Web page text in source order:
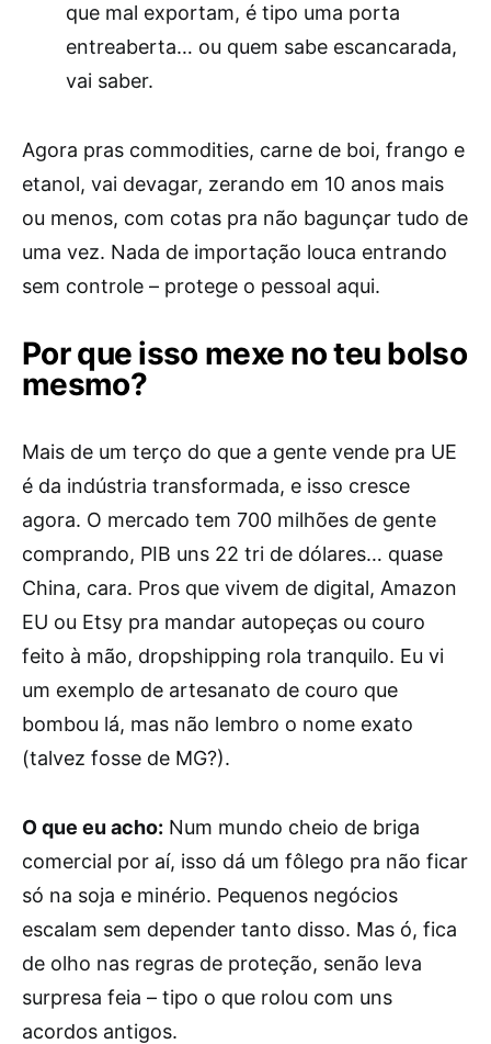
que mal exportam, é tipo uma porta
entreaberta… ou quem sabe escancarada,
vai saber.
Agora pras commodities, carne de boi, frango e
etanol, vai devagar, zerando em 10 anos mais
ou menos, com cotas pra não bagunçar tudo de
uma vez. Nada de importação louca entrando
sem controle – protege o pessoal aqui.
Por que isso mexe no teu bolso
mesmo?
Mais de um terço do que a gente vende pra UE
é da indústria transformada, e isso cresce
agora. O mercado tem 700 milhões de gente
comprando, PIB uns 22 tri de dólares… quase
China, cara. Pros que vivem de digital, Amazon
EU ou Etsy pra mandar autopeças ou couro
feito à mão, dropshipping rola tranquilo. Eu vi
um exemplo de artesanato de couro que
bombou lá, mas não lembro o nome exato
(talvez fosse de MG?).
O que eu acho: Num mundo cheio de briga
comercial por aí, isso dá um fôlego pra não ficar
só na soja e minério. Pequenos negócios
escalam sem depender tanto disso. Mas ó, fica
de olho nas regras de proteção, senão leva
surpresa feia – tipo o que rolou com uns
acordos antigos.